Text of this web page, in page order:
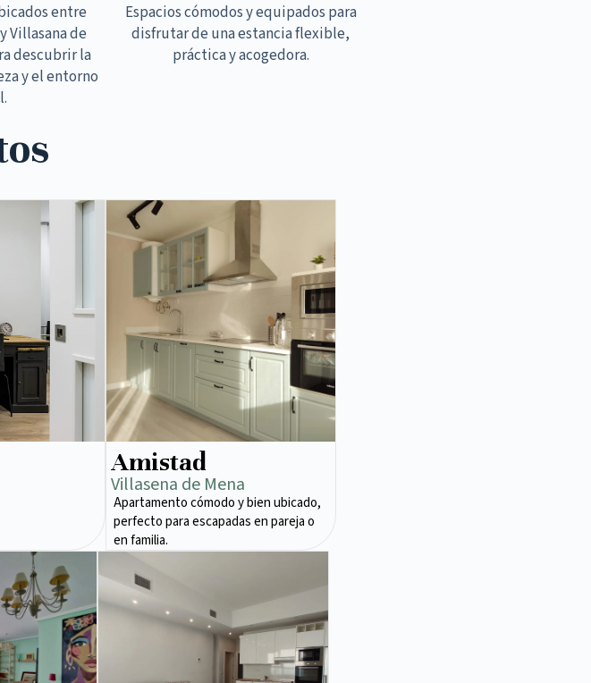
entre
Villasana de
descubrir la
y el entorno
Espacios cómodos y equipados para
disfrutar de una estancia flexible,
práctica y acogedora.
Amistad
Villasena de Mena
Apartamento cómodo y bien ubicado,
perfecto para escapadas en pareja o
en familia.